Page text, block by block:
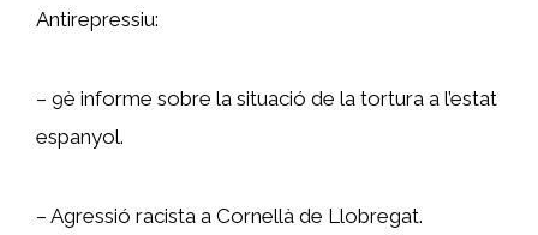
Antirepressiu:
– 9è informe sobre la situació de la tortura a l’estat
espanyol.
– Agressió racista a Cornellà de Llobregat.